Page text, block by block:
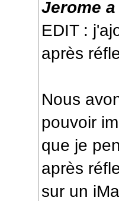
Jerome
EDIT :
après
Nous
pouvoir
que je
après
sur un